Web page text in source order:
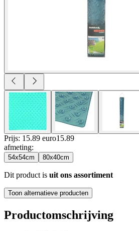
Prijs: 15.89 euro15.89
afmeting:
54x54cm 80x40cm
Dit product is uit ons assortiment
Toon alternatieve producten
Productomschrijving